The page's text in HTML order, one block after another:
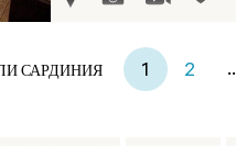
САРДИНИЯ 1 2